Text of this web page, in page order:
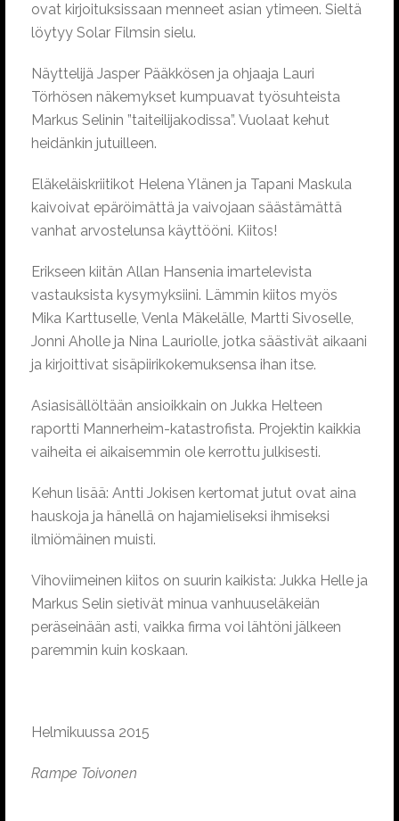
ovat kirjoituksissaan menneet asian ytimeen. Sieltä
löytyy Solar Filmsin sielu.
Näyttelijä Jasper Pääkkösen ja ohjaaja Lauri
Törhösen näkemykset kumpuavat työsuhteista
Markus Selinin ”taiteilijakodissa”. Vuolaat kehut
heidänkin jutuilleen.
Eläkeläiskriitikot Helena Ylänen ja Tapani Maskula
kaivoivat epäröimättä ja vaivojaan säästämättä
vanhat arvostelunsa käyttööni. Kiitos!
Erikseen kiitän Allan Hansenia imartelevista
vastauksista kysymyksiini. Lämmin kiitos myös
Mika Karttuselle, Venla Mäkelälle, Martti Sivoselle,
Jonni Aholle ja Nina Lauriolle, jotka säästivät aikaani
ja kirjoittivat sisäpiirikokemuksensa ihan itse.
Asiasisällöltään ansioikkain on Jukka Helteen
raportti Mannerheim-katastrofista. Projektin kaikkia
vaiheita ei aikaisemmin ole kerrottu julkisesti.
Kehun lisää: Antti Jokisen kertomat jutut ovat aina
hauskoja ja hänellä on hajamieliseksi ihmiseksi
ilmiömäinen muisti.
Vihoviimeinen kiitos on suurin kaikista: Jukka Helle ja
Markus Selin sietivät minua vanhuuseläkeiän
peräseinään asti, vaikka firma voi lähtöni jälkeen
paremmin kuin koskaan.
Helmikuussa 2015
Rampe Toivonen